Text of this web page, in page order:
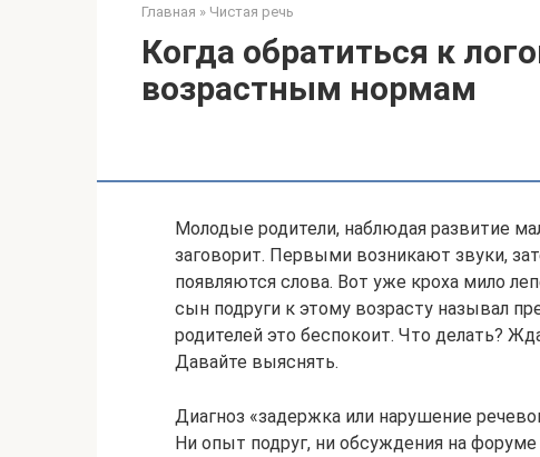
Главная » Чистая речь
Когда обратиться к
возрастным нормам
Молодые родители, наблюдая развитие
заговорит. Первыми возникают звуки,
появляются слова. Вот уже кроха мило
сын подруги к этому возрасту называл
родителей это беспокоит. Что делать?
Давайте выяснять.
Диагноз «задержка или нарушение
Ни опыт подруг, ни обсуждения на